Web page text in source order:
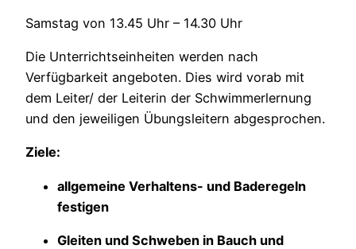
Samstag von 13.45 Uhr – 14.30 Uhr
Die Unterrichtseinheiten werden nach
Verfügbarkeit angeboten. Dies wird vorab mit
dem Leiter/ der Leiterin der Schwimmerlernung
und den jeweiligen Übungsleitern abgesprochen.
Ziele:
allgemeine Verhaltens- und Baderegeln
festigen
Gleiten und Schweben in Bauch und